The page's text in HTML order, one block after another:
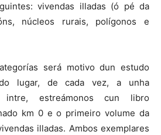
vivendas illadas (ó pé da
núcleos rurais, polígonos e
será motivo dun estudo
lugar, de cada vez, a unha
intre, estreámonos cun libro
km 0 e o primeiro volume da
illadas. Ambos exemplares